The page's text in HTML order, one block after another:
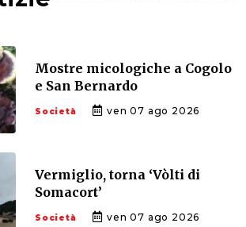
Mostre micologiche a Cogolo
e San Bernardo
Società ven 07 ago 2026
Vermiglio, torna ‘Vòlti di
Somacort’
Società ven 07 ago 2026